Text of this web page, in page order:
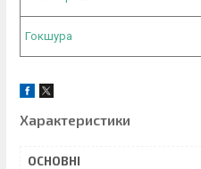
Гокшура
Характеристики
ОСНОВНІ